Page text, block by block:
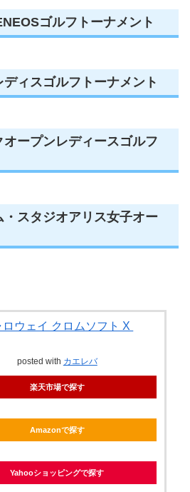
ゴルフトーナメント
ィスゴルフトーナメント
ープンレディースゴルフ
スタジオアリス女子オー
ロウェイ クロムソフト X
posted with カエレバ
楽天市場で探す
Amazonで探す
Yahooショッピングで探す